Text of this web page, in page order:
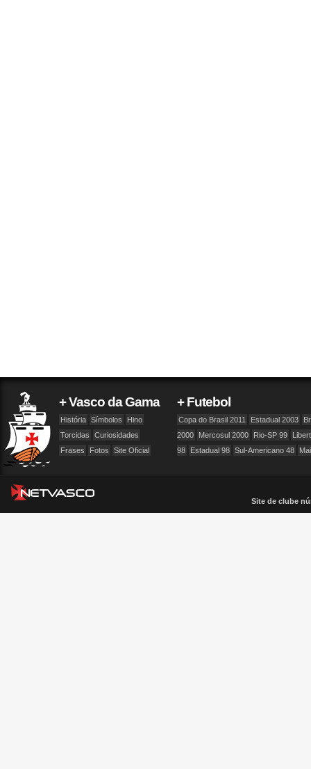
+ Vasco da Gama
História Símbolos
Hino
Torcidas
Curiosidades
Frases
Fotos Site Oficial
+ Futebol
Copa do Brasil 2011 Estadual 2003
2000
Mercosul 2000 Rio-SP 99
98
Estadual 98 Sul-Americano 48
Site de clube